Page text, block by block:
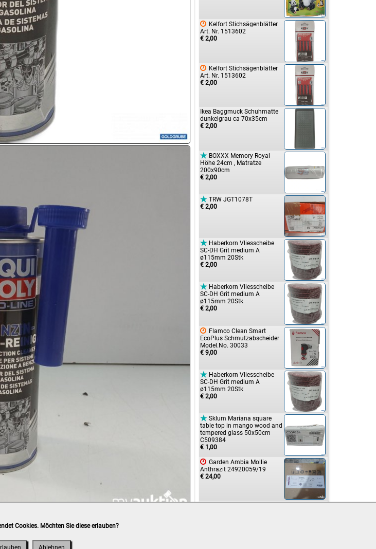
 Kelfort Stichsägenblätter
Art. Nr. 1513602
€ 2,00
 Kelfort Stichsägenblätter
Art. Nr. 1513602
€ 2,00
Ikea Baggmuck Schuhmatte
dunkelgrau ca 70x35cm
€ 2,00
 BOXXX Memory Royal
Höhe 24cm , Matratze
200x90cm
€ 2,00
 TRW JGT1078T
€ 2,00
 Haberkorn Vliesscheibe
SC-DH Grit medium A
ø115mm 20Stk
€ 2,00
 Haberkorn Vliesscheibe
SC-DH Grit medium A
ø115mm 20Stk
€ 2,00
 Flamco Clean Smart
EcoPlus Schmutzabscheider
Model.No. 30033
€ 9,00
 Haberkorn Vliesscheibe
SC-DH Grit medium A
ø115mm 20Stk
€ 2,00
 Sklum Mariana square
table top in mango wood and
tempered glass 50x50cm
C509384
€ 1,00
 Garden Ambia Mollie
Anthrazit 24920059/19
€ 24,00
Ort)
Cookies. Möchten Sie diese erlauben?
Ablehnen